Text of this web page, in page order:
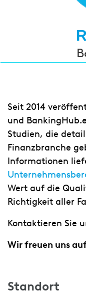
Seit 2014
und
Studien, die
Finanzbranche
Informationen
Wert auf die
Richtigkeit aller
Kontaktieren Sie
Wir freuen uns
Standort